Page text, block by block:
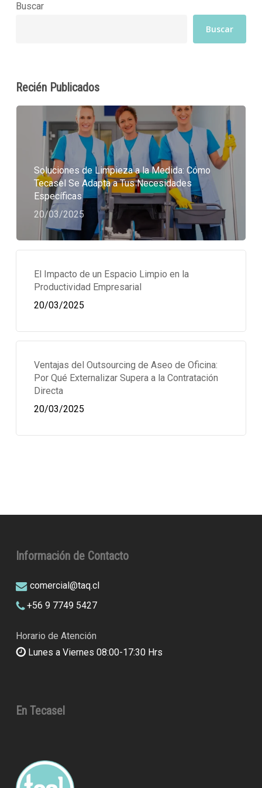
Buscar
Buscar
Recién Publicados
Soluciones de Limpieza a la Medida: Cómo
Tecasel Se Adapta a Tus Necesidades
Específicas
20/03/2025
El Impacto de un Espacio Limpio en la
Productividad Empresarial
20/03/2025
Ventajas del Outsourcing de Aseo de Oficina:
Por Qué Externalizar Supera a la Contratación
Directa
20/03/2025
Información de Contacto
comercial@taq.cl
+56 9 7749 5427
Horario de Atención
Lunes a Viernes 08:00-17:30 Hrs
En Tecasel